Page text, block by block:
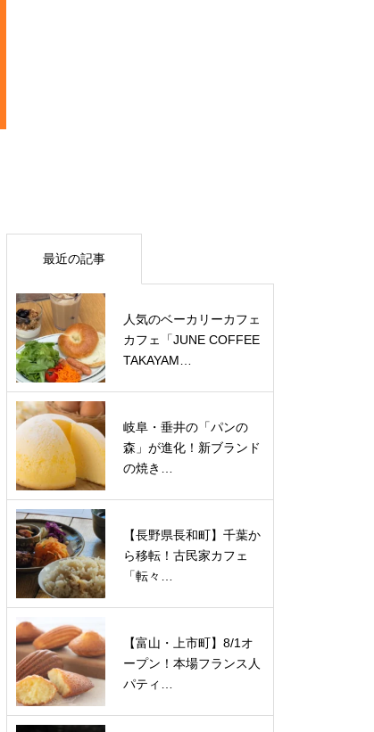
最近の記事
人気のベーカリーカフェ
カフェ「JUNE COFFEE
TAKAYAM…
岐阜・垂井の「パンの
森」が進化！新ブランド
の焼き…
【長野県長和町】千葉か
ら移転！古民家カフェ
「転々…
【富山・上市町】8/1オ
ープン！本場フランス人
パティ…